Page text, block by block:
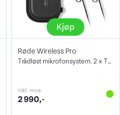
Kjøp
Røde Wireless Pro
Trådløst mikrofonsystem. 2 x TX/1 x RX
inkl. mva
2 990,-